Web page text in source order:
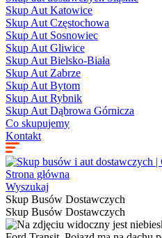
Skup Aut Katowice
Skup Aut Częstochowa
Skup Aut Sosnowiec
Skup Aut Gliwice
Skup Aut Bielsko-Biała
Skup Aut Zabrze
Skup Aut Bytom
Skup Aut Rybnik
Skup Aut Dąbrowa Górnicza
Co skupujemy
Kontakt
Strona główna
Wyszukaj
Skup Busów Dostawczych
Skup Busów Dostawczych